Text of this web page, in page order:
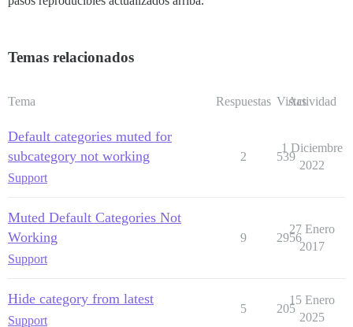
Temas relacionados
Tema Respuestas Vistas
Actividad
Default categories muted for
subcategory not working
Support
2 539
1 Diciembre
2022
Muted Default Categories Not
Working
Support
9 2956
27 Enero
2017
Hide category from latest
Support
5 205
15 Enero
2025